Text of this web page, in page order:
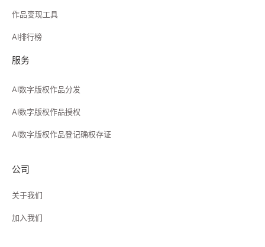
作品变现工具
AI排行榜
服务
AI数字版权作品分发
AI数字版权作品授权
AI数字版权作品登记确权存证
公司
关于我们
加入我们